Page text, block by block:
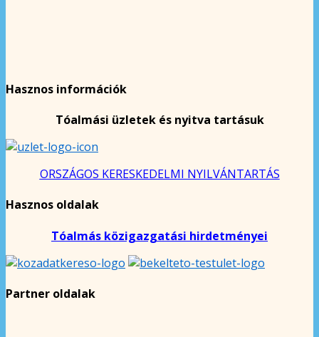
Hasznos információk
Tóalmási üzletek és nyitva tartásuk
ORSZÁGOS KERESKEDELMI NYILVÁNTARTÁS
Hasznos oldalak
Tóalmás közigazgatási hirdetményei
Partner oldalak